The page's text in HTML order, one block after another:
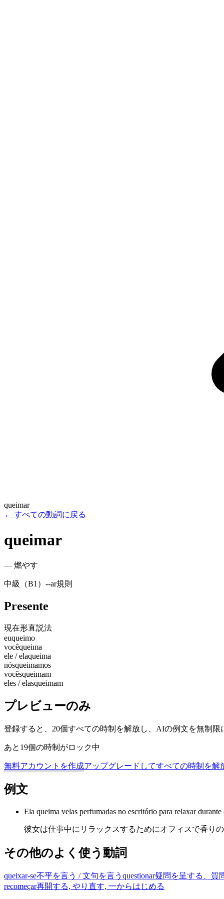
queimar
← すべての動詞に戻る
queimar
— 燃やす
中級（B1） --ar規則
Presente
現在形直説法
euqueimo
vocêqueima
ele / elaqueima
nósqueimamos
vocêsqueimam
eles / elasqueimam
プレビューのみ
登録すると、20個すべての時制を解放し、AIの例文を無制
あと19個の時制がロック中
無料アカウントを作成アップグレードしてすべての時制を解
例文
Ela queima velas perfumadas no escritório para relaxar durante
彼女は仕事中にリラックスするためにオフィスで香り
その他のよく使う動詞
queixar-se不平を言う / 文句を言う questionar疑問を呈する、質
recomeçar再開する, やり直す, 一からはじめる